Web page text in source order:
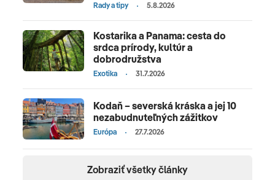
Rady a tipy 5.8.2026
Kostarika a Panama: cesta do
srdca prírody, kultúr a
dobrodružstva
Exotika 31.7.2026
Kodaň – severská kráska a jej 10
nezabudnuteľných zážitkov
Európa 27.7.2026
Zobraziť všetky články